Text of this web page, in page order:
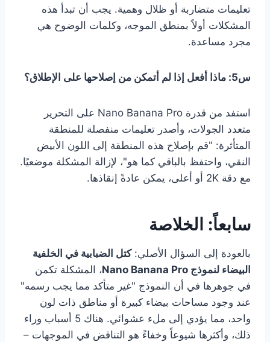
تعليمات متضاربة أو ظلال وهمية. يجب أن تبدأ هذه
المشكلات أولاً بمنطق الموجه، وكلمات الوضوح هي
مجرد مساعدة.
س5: ماذا أفعل إذا لم أتمكن من إصلاحها على الإطلاق؟
استفد من قدرة Nano Banana Pro على التحرير
متعدد الجولات، وأصدر تعليمات منفصلة للمنطقة
المتأثرة: "قم بإصلاح هذه المنطقة إلى اللون الأبيض
النقي، واحتفظ بالباقي كما هو"، لإزالة المشكلة موضعيًا.
مع دقة 2K أو أعلى، يمكن عادةً إنقاذها.
سابعاً: الخلاصة
بالعودة إلى السؤال الأصلي:كتل الضبابية في الخلفية
البيضاء لنموذج Nano Banana Pro
، المشكلة تكمن
في جوهرها في أن النموذج "غير متأكد مما يجب رسمه"
عند وجود مساحات بيضاء كبيرة أو مناطق ذات لون
واحد، مما يؤدي إلى ملء عشوائي. هناك 5 أسباب وراء
ذلك، وأكثرها شيوعاً وخفاءً هو التناقض في الموجهات –